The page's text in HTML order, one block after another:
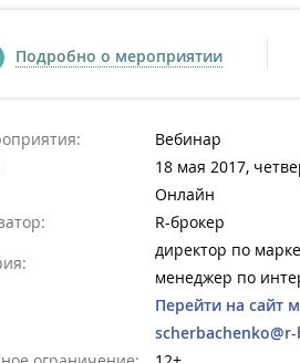
Подробно о мероприятии
Вебинар
18 мая 2017,
Онлайн
R-брокер
директор по
менеджер по
Перейти на сайт